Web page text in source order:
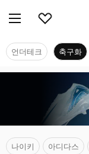
언더테크 축구화
나이키 아디다스